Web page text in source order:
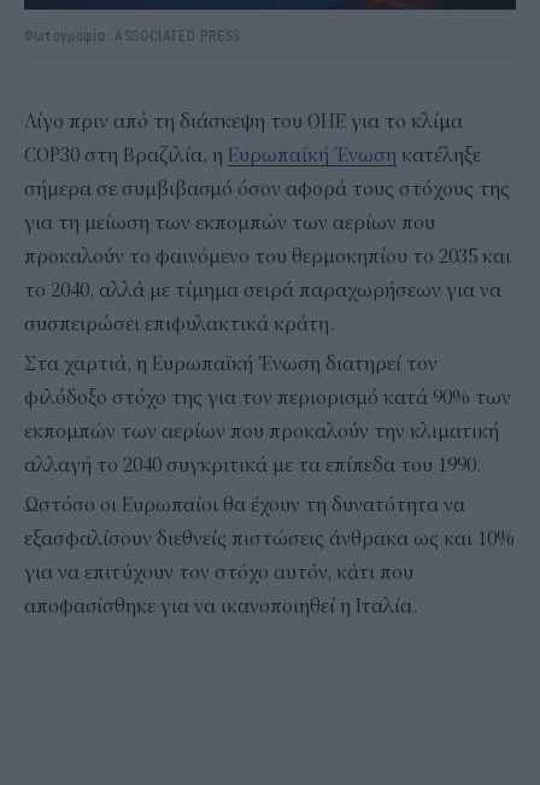
Φωτογραφία: ASSOCIATED PRESS
Λίγο πριν από τη διάσκεψη του ΟΗΕ για το κλίμα
COP30 στη Βραζιλία, η Ευρωπαϊκή Ένωση κατέληξε
σήμερα σε συμβιβασμό όσον αφορά τους στόχους της
για τη μείωση των εκπομπών των αερίων που
προκαλούν το φαινόμενο του θερμοκηπίου το 2035 και
το 2040, αλλά με τίμημα σειρά παραχωρήσεων για να
συσπειρώσει επιφυλακτικά κράτη.
Στα χαρτιά, η Ευρωπαϊκή Ένωση διατηρεί τον
φιλόδοξο στόχο της για τον περιορισμό κατά 90% των
εκπομπών των αερίων που προκαλούν την κλιματική
αλλαγή το 2040 συγκριτικά με τα επίπεδα του 1990.
Ωστόσο οι Ευρωπαίοι θα έχουν τη δυνατότητα να
εξασφαλίσουν διεθνείς πιστώσεις άνθρακα ως και 10%
για να επιτύχουν τον στόχο αυτόν, κάτι που
αποφασίσθηκε για να ικανοποιηθεί η Ιταλία.